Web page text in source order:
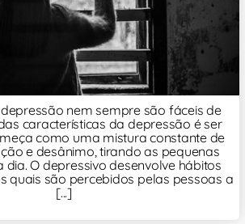
nem sempre são fáceis de
características da depressão é ser
como uma mistura constante de
e desânimo, tirando as pequenas
dia. O depressivo desenvolve hábitos
quais são percebidos pelas pessoas a
[...]